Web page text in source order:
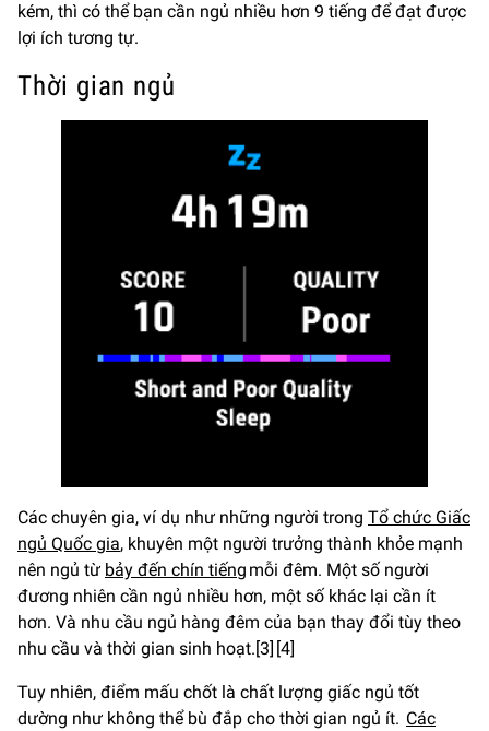
kém, thì có thể bạn cần ngủ nhiều hơn 9 tiếng để đạt được
lợi ích tương tự.
Thời gian ngủ
Các chuyên gia, ví dụ như những người trong Tổ chức Giấc
ngủ Quốc gia, khuyên một người trưởng thành khỏe mạnh
nên ngủ từ bảy đến chín tiếng mỗi đêm. Một số người
đương nhiên cần ngủ nhiều hơn, một số khác lại cần ít
hơn. Và nhu cầu ngủ hàng đêm của bạn thay đổi tùy theo
nhu cầu và thời gian sinh hoạt.[3] [4]
Tuy nhiên, điểm mấu chốt là chất lượng giấc ngủ tốt
dường như không thể bù đắp cho thời gian ngủ ít. Các